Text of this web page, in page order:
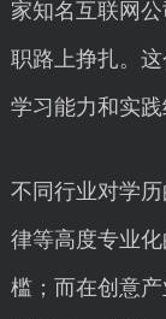
家知名互联网
职路上挣扎。
学习能力和实践
不同行业对学
律等高度专业
槛；而在创意